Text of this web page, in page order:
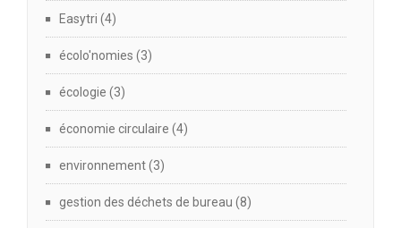
Easytri (4)
écolo'nomies (3)
écologie (3)
économie circulaire (4)
environnement(3)
gestion des déchets de bureau (8)